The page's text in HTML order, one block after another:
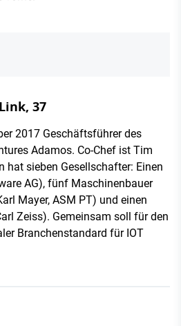
37
2017 Geschäftsführer des
Adamos. Co-Chef ist Tim
hat sieben Gesellschafter: Einen
AG), fünf Maschinenbauer
Mayer, ASM PT) und einen
Zeiss). Gemeinsam soll für den
Branchenstandard für IOT